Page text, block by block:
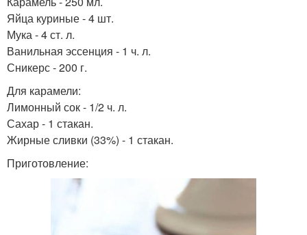
Яйца куриные - 4 шт.
Мука - 4 ст. л.
Ванильная эссенция - 1 ч. л.
Сникерс - 200 г.
Для карамели:
Лимонный сок - 1/2 ч. л.
Сахар - 1 стакан.
Жирные сливки (33%) - 1 стакан.
Приготовление: